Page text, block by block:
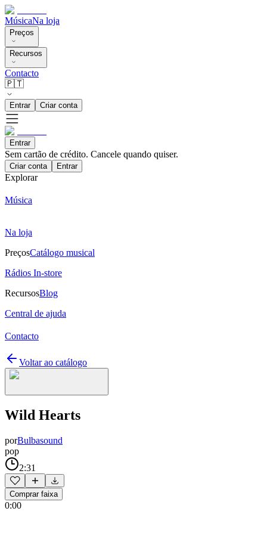
MúsicaNa loja
Preços
Recursos
Contacto
🇵🇹
Entrar Criar conta
Entrar
Sem cartão de crédito. Cancele quando quiser.
Criar conta Entrar
Explorar
Música
Na loja
PreçosCatálogo musical
Rádios In-store
RecursosBlog
Central de ajuda
Contacto
Voltar ao catálogo
Wild Hearts
porBulbasound
pop
2:31
Comprar faixa
0:00